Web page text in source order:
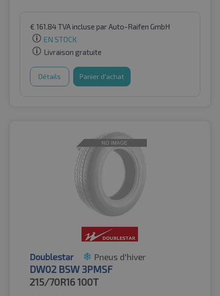
€ 161.84TVA incluse par Auto-Raifen GmbH
EN STOCK
Livraison gratuite
Détails Panier d'achat
Doublestar Pneus d'hiver
DW02 BSW 3PMSF
215/70R16100T